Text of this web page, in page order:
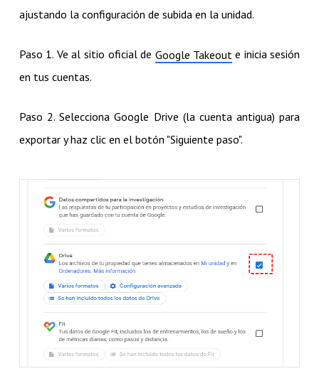
ajustando la configuración de subida en la unidad.
Paso 1. Ve al sitio oficial de Google Takeout e inicia sesión
en tus cuentas.
Paso 2. Selecciona Google Drive (la cuenta antigua) para
exportar y haz clic en el botón "Siguiente paso".